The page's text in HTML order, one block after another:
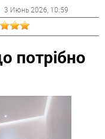
3 Июнь 2026 , 10:59
потрібно